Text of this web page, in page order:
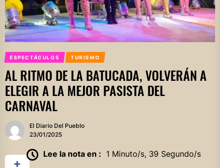
ESPECTÁCULOS TURISMO
AL RITMO DE LA BATUCADA, VOLVERÁN A
ELEGIR A LA MEJOR PASISTA DEL
CARNAVAL
El Diario Del Pueblo
23/01/2025
Lee la nota en : 1 Minuto/s, 39 Segundo/s